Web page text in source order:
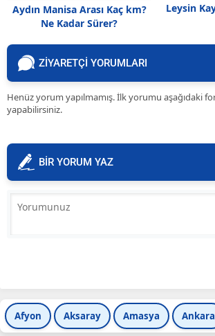
Aydın Manisa Arası Kaç km?
Ne Kadar Sürer?
Leysin
ZİYARETÇİ YORUMLARI
Henüz yorum yapılmamış. İlk yorumu aşağıdaki
yapabilirsiniz.
BİR YORUM YAZ
Afyon Aksaray Amasya Ankara